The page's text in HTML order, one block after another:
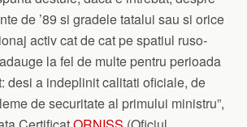
de ’89 si gradele tatalui sau si orice
activ cat de cat pe spatiul ruso-
la fel de multe pentru perioada
desi a indeplinit calitati oficiale, de
de securitate al primului ministru”,